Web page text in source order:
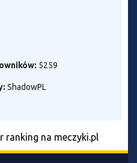
5259
ShadowPL
ranking na meczyki.pl